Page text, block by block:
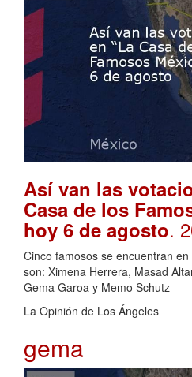
Así van las
Casa de los
hoy 6 de agosto.
Cinco famosos se encuentran
son: Ximena Herrera, Masad
Gema Garoa y Memo Schutz
La Opinión de Los Ángeles
gema